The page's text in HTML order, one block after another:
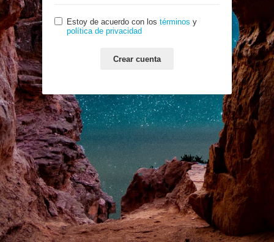
Estoy de acuerdo con los términos y
política de privacidad
Crear cuenta